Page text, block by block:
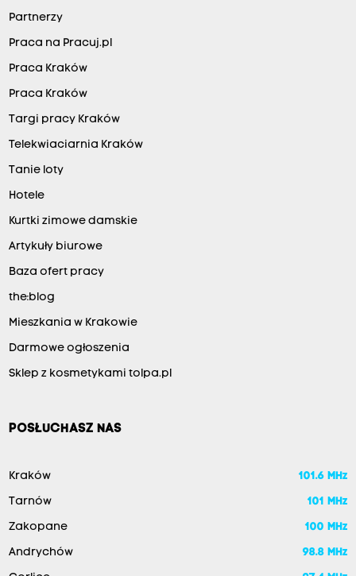
Partnerzy
Praca na Pracuj.pl
Praca Kraków
Praca Kraków
Targi pracy Kraków
Telekwiaciarnia Kraków
Tanie loty
Hotele
Kurtki zimowe damskie
Artykuły biurowe
Baza ofert pracy
the:blog
Mieszkania w Krakowie
Darmowe ogłoszenia
Sklep z kosmetykami tolpa.pl
POSŁUCHASZ NAS
Kraków 101.6 MHz
Tarnów 101 MHz
Zakopane 100 MHz
Andrychów 98.8 MHz